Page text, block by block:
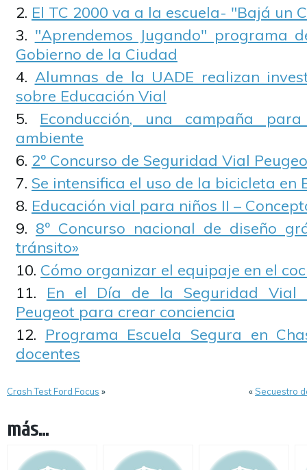
El TC 2000 va a la escuela- "Bajá un
"Aprendemos Jugando" programa
Gobierno de la Ciudad
Alumnas de la UADE realizan
sobre Educación Vial
Econducción, una campaña
ambiente
2º Concurso de Seguridad Vial
Se intensifica el uso de la bicicleta en
Educación vial para niños II –
8º Concurso nacional de diseño
tránsito»
Cómo organizar el equipaje en el
En el Día de la Seguridad Vial
Peugeot para crear conciencia
Programa Escuela Segura en
docentes
Crash Test Ford Focus » «Secuestro
más...